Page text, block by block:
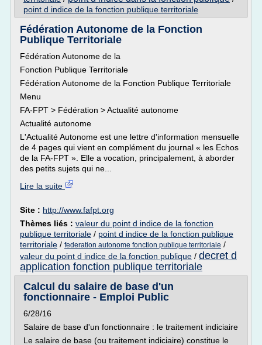
point d indice de la fonction publique territoriale
Fédération Autonome de la Fonction
Publique Territoriale
Fédération Autonome de la
Fonction Publique Territoriale
Fédération Autonome de la Fonction Publique Territoriale
Menu
FA-FPT > Fédération > Actualité autonome
Actualité autonome
L'Actualité Autonome est une lettre d'information mensuelle
de 4 pages qui vient en complément du journal « les Echos
de la FA-FPT ». Elle a vocation, principalement, à aborder
des petits sujets qui ne...
Lire la suite
Site : http://www.fafpt.org
Thèmes liés : valeur du point d indice de la fonction
publique territoriale / point d indice de la fonction publique
territoriale / federation autonome fonction publique territoriale /
valeur du point d indice de la fonction publique / decret d
application fonction publique territoriale
Calcul du salaire de base d'un
fonctionnaire - Emploi Public
6/28/16
Salaire de base d'un fonctionnaire : le traitement indiciaire
Le salaire de base (ou traitement indiciaire) constitue le